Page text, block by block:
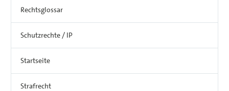
Rechtsglossar
Schutzrechte / IP
Startseite
Strafrecht